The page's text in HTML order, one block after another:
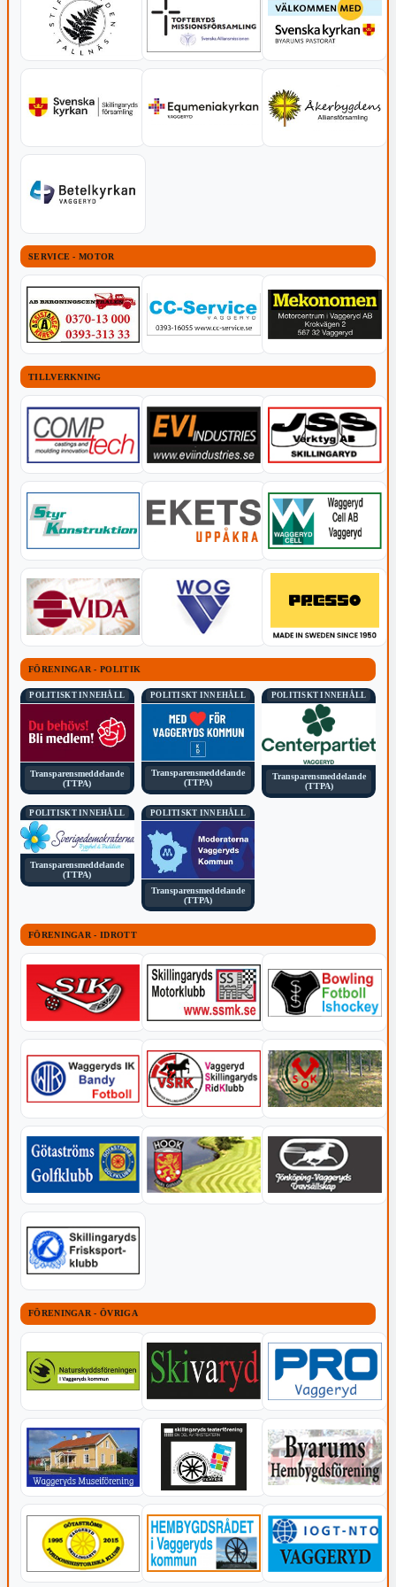
SERVICE - MOTOR
TILLVERKNING
FÖRENINGAR - POLITIK
POLITISKT INNEHÅLL
Transparensmeddelande
(TTPA)
POLITISKT INNEHÅLL
Transparensmeddelande
(TTPA)
POLITISKT INNEHÅLL
Transparensmeddelande
(TTPA)
POLITISKT INNEHÅLL
Transparensmeddelande
(TTPA)
POLITISKT INNEHÅLL
Transparensmeddelande
(TTPA)
FÖRENINGAR - IDROTT
FÖRENINGAR - ÖVRIGA